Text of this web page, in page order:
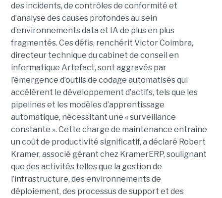
des incidents, de contrôles de conformité et
d’analyse des causes profondes au sein
d’environnements data et IA de plus en plus
fragmentés. Ces défis, renchérit Victor Coimbra,
directeur technique du cabinet de conseil en
informatique Artefact, sont aggravés par
l’émergence d’outils de codage automatisés qui
accélèrent le développement d’actifs, tels que les
pipelines et les modèles d’apprentissage
automatique, nécessitant une « surveillance
constante ». Cette charge de maintenance entraîne
un coût de productivité significatif, a déclaré Robert
Kramer, associé gérant chez KramerERP, soulignant
que des activités telles que la gestion de
l’infrastructure, des environnements de
déploiement, des processus de support et des